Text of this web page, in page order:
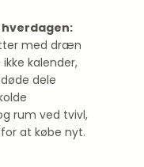
med dræn
kalender,
dele
rum ved tvivl,
at købe nyt.